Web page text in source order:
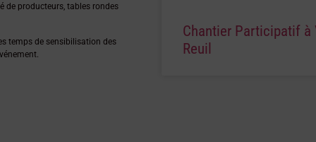
de producteurs, tables rondes
temps de sensibilisation des
Chantier Participatif à
Reuil